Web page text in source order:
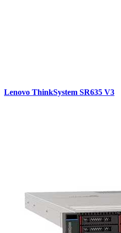
Lenovo ThinkSystem SR635 V3